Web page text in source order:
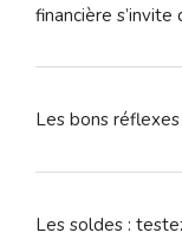
financière
Les bons
Les soldes :